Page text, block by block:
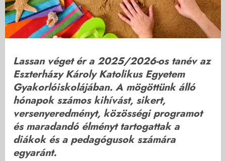
Lassan véget ér a 2025/2026-os tanév az
Eszterházy Károly Katolikus Egyetem
Gyakorlóiskolájában. A mögöttünk álló
hónapok számos kihívást, sikert,
versenyeredményt, közösségi programot
és maradandó élményt tartogattak a
diákok és a pedagógusok számára
egyaránt.